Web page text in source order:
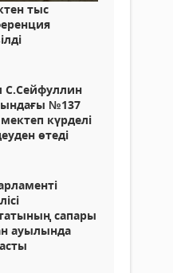
тыс
С.Сейфуллин
№137
күрделі
өтеді
сапары
ауылында